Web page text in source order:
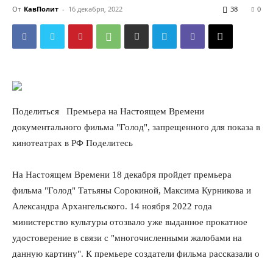
От КавПолит - 16 декабря, 2022 0
38
Поделиться Премьера на Настоящем Времени
документального фильма "Голод", запрещенного для показа в
кинотеатрах в РФ Поделитесь
На Настоящем Времени 18 декабря пройдет премьера
фильма "Голод" Татьяны Сорокиной, Максима Курникова и
Александра Архангельского. 14 ноября 2022 года
министерство культуры отозвало уже выданное прокатное
удостоверение в связи с "многочисленными жалобами на
данную картину". К премьере создатели фильма рассказали о